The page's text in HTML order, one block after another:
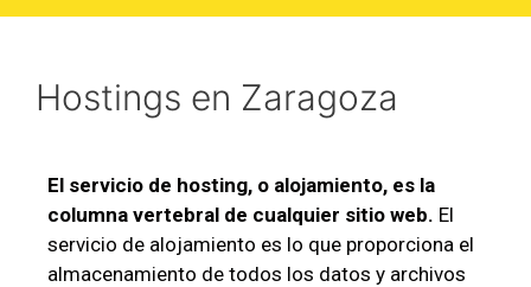
Hostings en Zaragoza
El servicio de hosting, o alojamiento, es la
columna vertebral de cualquier sitio web. El
servicio de alojamiento es lo que proporciona el
almacenamiento de todos los datos y archivos